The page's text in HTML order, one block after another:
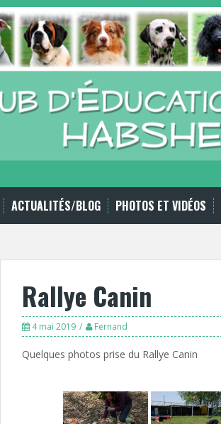
ACTUALITÉS/BLOG PHOTOS ET VIDÉOS
Rallye Canin
4 mai 2019 Fernand
Quelques photos prise du Rallye Canin